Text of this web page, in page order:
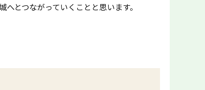
とつながっていくことと思います。